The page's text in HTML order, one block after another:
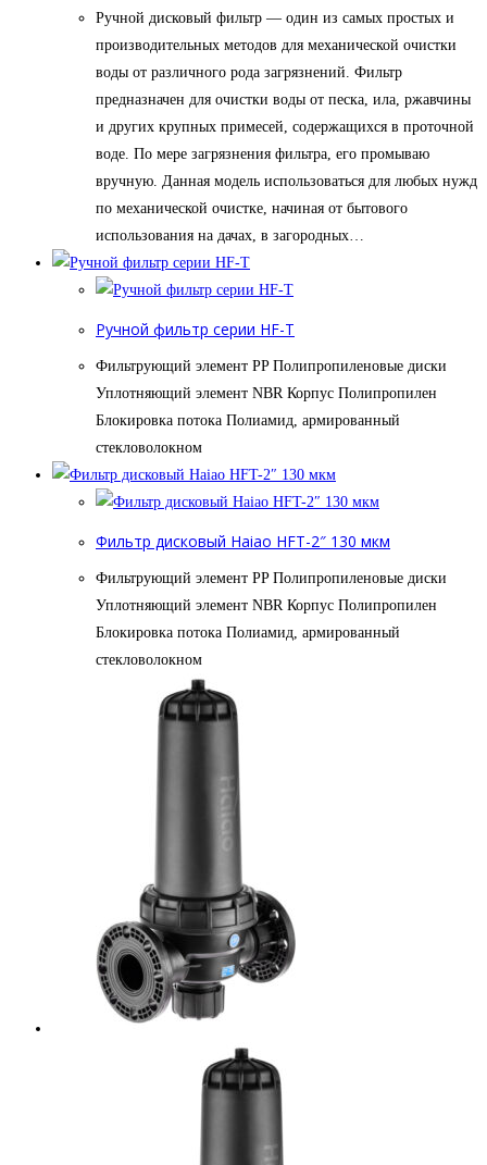
Ручной дисковый фильтр — один из самых простых и
производительных методов для механической очистки
воды от различного рода загрязнений. Фильтр
предназначен для очистки воды от песка, ила, ржавчины
и других крупных примесей, содержащихся в проточной
воде. По мере загрязнения фильтра, его промываю
вручную. Данная модель использоваться для любых нужд
по механической очистке, начиная от бытового
использования на дачах, в загородных…
Ручной фильтр серии HF-T
Фильтрующий элемент PP Полипропиленовые диски
Уплотняющий элемент NBR Корпус Полипропилен
Блокировка потока Полиамид, армированный
стекловолокном
Фильтр дисковый Haiao HFT-2″ 130 мкм
Фильтрующий элемент PP Полипропиленовые диски
Уплотняющий элемент NBR Корпус Полипропилен
Блокировка потока Полиамид, армированный
стекловолокном